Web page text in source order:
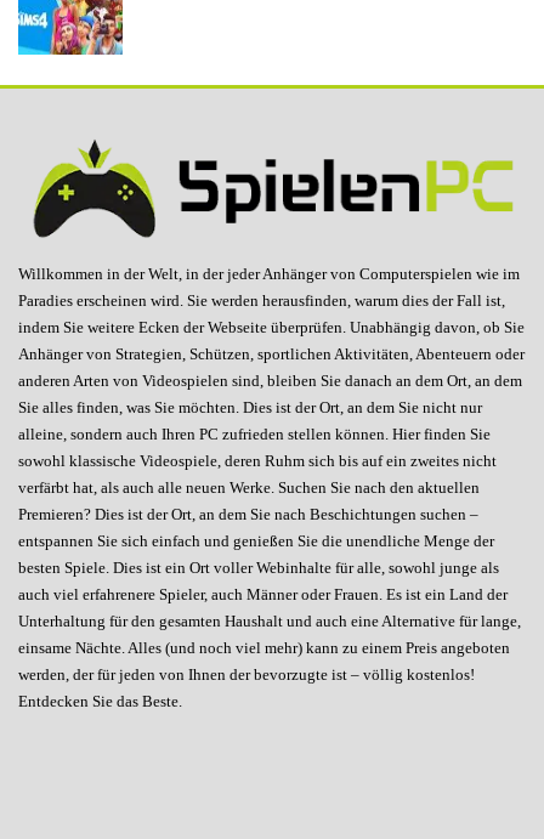
Willkommen in der Welt, in der jeder Anhänger von Computerspielen wie im
Paradies erscheinen wird. Sie werden herausfinden, warum dies der Fall ist,
indem Sie weitere Ecken der Webseite überprüfen. Unabhängig davon, ob Sie
Anhänger von Strategien, Schützen, sportlichen Aktivitäten, Abenteuern oder
anderen Arten von Videospielen sind, bleiben Sie danach an dem Ort, an dem
Sie alles finden, was Sie möchten. Dies ist der Ort, an dem Sie nicht nur
alleine, sondern auch Ihren PC zufrieden stellen können. Hier finden Sie
sowohl klassische Videospiele, deren Ruhm sich bis auf ein zweites nicht
verfärbt hat, als auch alle neuen Werke. Suchen Sie nach den aktuellen
Premieren? Dies ist der Ort, an dem Sie nach Beschichtungen suchen –
entspannen Sie sich einfach und genießen Sie die unendliche Menge der
besten Spiele. Dies ist ein Ort voller Webinhalte für alle, sowohl junge als
auch viel erfahrenere Spieler, auch Männer oder Frauen. Es ist ein Land der
Unterhaltung für den gesamten Haushalt und auch eine Alternative für lange,
einsame Nächte. Alles (und noch viel mehr) kann zu einem Preis angeboten
werden, der für jeden von Ihnen der bevorzugte ist – völlig kostenlos!
Entdecken Sie das Beste.